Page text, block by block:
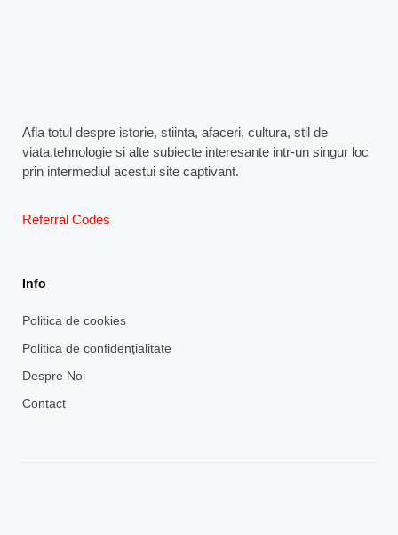
Afla totul despre istorie, stiinta, afaceri, cultura, stil de
viata,tehnologie si alte subiecte interesante intr-un singur loc
prin intermediul acestui site captivant.
Referral Codes
Info
Politica de cookies
Politica de confidențialitate
Despre Noi
Contact